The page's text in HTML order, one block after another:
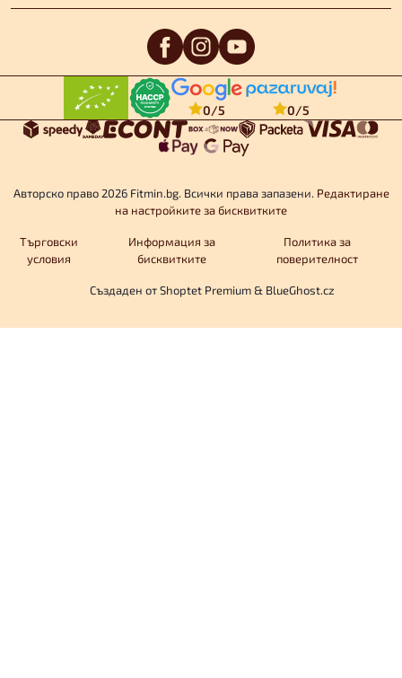
0/5 0/5
Създаден от Shoptet Premium & BlueGhost.cz
Търговски
условия
Информация за
бисквитките
Политика за
поверителност
Авторско право 2026 Fitmin.bg. Всички права запазени. Редактиране
на настройките за бисквитките